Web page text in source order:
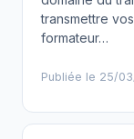
transmettre
formateur…
Publiée le 25/